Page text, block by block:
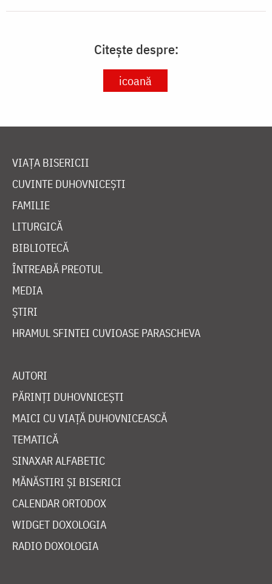
Citește despre:
icoană
VIAȚA BISERICII
CUVINTE DUHOVNICEȘTI
FAMILIE
LITURGICĂ
BIBLIOTECĂ
ÎNTREABĂ PREOTUL
MEDIA
ȘTIRI
HRAMUL SFINTEI CUVIOASE PARASCHEVA
AUTORI
PĂRINȚI DUHOVNICEȘTI
MAICI CU VIAȚĂ DUHOVNICEASCĂ
TEMATICĂ
SINAXAR ALFABETIC
MĂNĂSTIRI ȘI BISERICI
CALENDAR ORTODOX
WIDGET DOXOLOGIA
RADIO DOXOLOGIA